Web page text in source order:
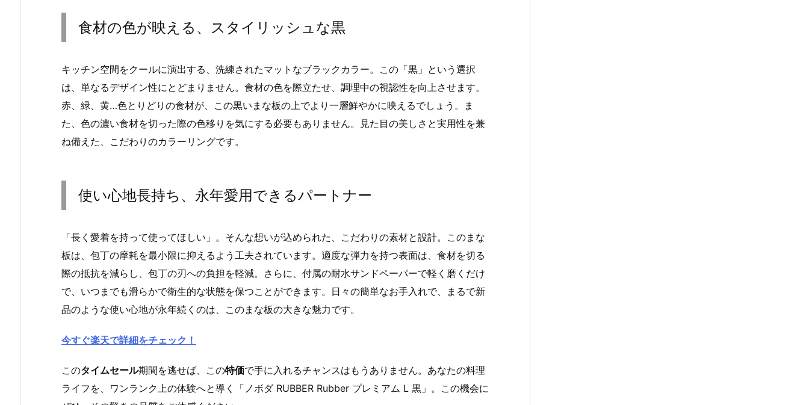
食材の色が映える、スタイリッシュな黒
キッチン空間をクールに演出する、洗練されたマットなブラックカラー。この「黒」という選択
は、単なるデザイン性にとどまりません。食材の色を際立たせ、調理中の視認性を向上させます。
赤、緑、黄…色とりどりの食材が、この黒いまな板の上でより一層鮮やかに映えるでしょう。ま
た、色の濃い食材を切った際の色移りを気にする必要もありません。見た目の美しさと実用性を兼
ね備えた、こだわりのカラーリングです。
使い心地長持ち、永年愛用できるパートナー
「長く愛着を持って使ってほしい」。そんな想いが込められた、こだわりの素材と設計。このまな
板は、包丁の摩耗を最小限に抑えるよう工夫されています。適度な弾力を持つ表面は、食材を切る
際の抵抗を減らし、包丁の刃への負担を軽減。さらに、付属の耐水サンドペーパーで軽く磨くだけ
で、いつまでも滑らかで衛生的な状態を保つことができます。日々の簡単なお手入れで、まるで新
品のような使い心地が永年続くのは、このまな板の大きな魅力です。
今すぐ楽天で詳細をチェック！
このタイムセール期間を逃せば、この特価で手に入れるチャンスはもうありません。あなたの料理
ライフを、ワンランク上の体験へと導く「ノボダ RUBBER Rubber プレミアム L 黒」。この機会に